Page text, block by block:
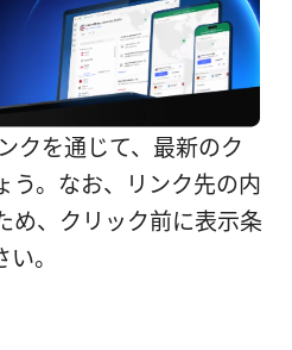
クを通じて、最新のク
う。なお、リンク先の内
め、クリック前に表示条
。